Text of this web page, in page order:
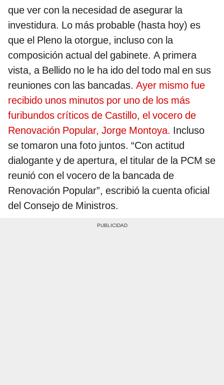
que ver con la necesidad de asegurar la
investidura. Lo más probable (hasta hoy) es
que el Pleno la otorgue, incluso con la
composición actual del gabinete. A primera
vista, a Bellido no le ha ido del todo mal en sus
reuniones con las bancadas. Ayer mismo fue
recibido unos minutos por uno de los más
furibundos críticos de Castillo, el vocero de
Renovación Popular, Jorge Montoya. Incluso
se tomaron una foto juntos. “Con actitud
dialogante y de apertura, el titular de la PCM se
reunió con el vocero de la bancada de
Renovación Popular”, escribió la cuenta oficial
del Consejo de Ministros.